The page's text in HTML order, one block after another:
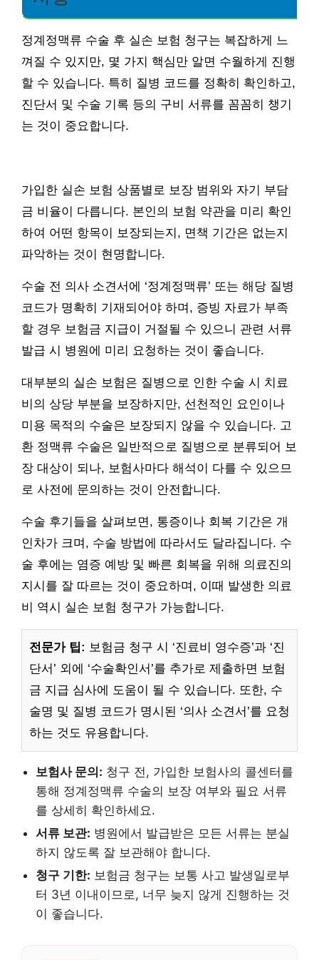
정계정맥류 수술 후 실손 보험 청구는 복잡하게 느
껴질 수 있지만, 몇 가지 핵심만 알면 수월하게 진행
할 수 있습니다. 특히 질병 코드를 정확히 확인하고,
진단서 및 수술 기록 등의 구비 서류를 꼼꼼히 챙기
는 것이 중요합니다.
가입한 실손 보험 상품별로 보장 범위와 자기 부담
금 비율이 다릅니다. 본인의 보험 약관을 미리 확인
하여 어떤 항목이 보장되는지, 면책 기간은 없는지
파악하는 것이 현명합니다.
수술 전 의사 소견서에 ‘정계정맥류’ 또는 해당 질병
코드가 명확히 기재되어야 하며, 증빙 자료가 부족
할 경우 보험금 지급이 거절될 수 있으니 관련 서류
발급 시 병원에 미리 요청하는 것이 좋습니다.
대부분의 실손 보험은 질병으로 인한 수술 시 치료
비의 상당 부분을 보장하지만, 선천적인 요인이나
미용 목적의 수술은 보장되지 않을 수 있습니다. 고
환 정맥류 수술은 일반적으로 질병으로 분류되어 보
장 대상이 되나, 보험사마다 해석이 다를 수 있으므
로 사전에 문의하는 것이 안전합니다.
수술 후기들을 살펴보면, 통증이나 회복 기간은 개
인차가 크며, 수술 방법에 따라서도 달라집니다. 수
술 후에는 염증 예방 및 빠른 회복을 위해 의료진의
지시를 잘 따르는 것이 중요하며, 이때 발생한 의료
비 역시 실손 보험 청구가 가능합니다.
전문가 팁: 보험금 청구 시 ‘진료비 영수증’과 ‘진
단서’ 외에 ‘수술확인서’를 추가로 제출하면 보험
금 지급 심사에 도움이 될 수 있습니다. 또한, 수
술명 및 질병 코드가 명시된 ‘의사 소견서’를 요청
하는 것도 유용합니다.
보험사 문의: 청구 전, 가입한 보험사의 콜센터를
통해 정계정맥류 수술의 보장 여부와 필요 서류
를 상세히 확인하세요.
서류 보관: 병원에서 발급받은 모든 서류는 분실
하지 않도록 잘 보관해야 합니다.
청구 기한: 보험금 청구는 보통 사고 발생일로부
터 3년 이내이므로, 너무 늦지 않게 진행하는 것
이 좋습니다.